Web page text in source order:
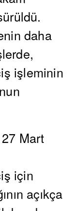
daha
işleminin
Mart
için
açıkça